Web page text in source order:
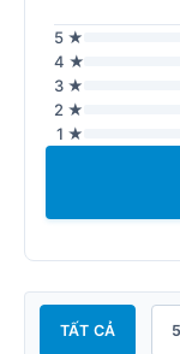
5 ★
4 ★
3 ★
2 ★
1 ★
TẤT CẢ